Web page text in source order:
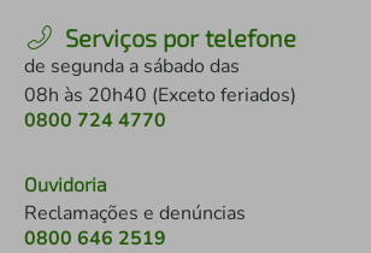
Serviços por telefone
de segunda a sábado das
08h às 20h40 (Exceto feriados)
0800 724 4770
Ouvidoria
Reclamações e denúncias
0800 646 2519